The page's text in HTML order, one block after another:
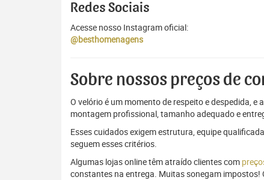
Redes Sociais
Acesse nosso Instagram oficial:
@besthomenagens
Sobre nossos preços de
O velório é um momento de respeito e despedida,
montagem profissional, tamanho adequado e
Esses cuidados exigem estrutura, equipe
seguem esses critérios.
Algumas lojas online têm atraído clientes com
constantes na entrega. Muitas sonegam